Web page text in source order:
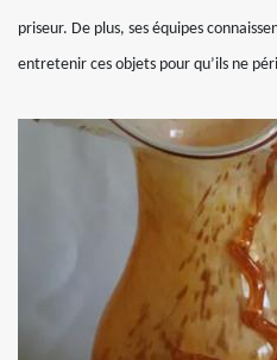
priseur. De plus, ses équipes
entretenir ces objets pour qu’ils ne